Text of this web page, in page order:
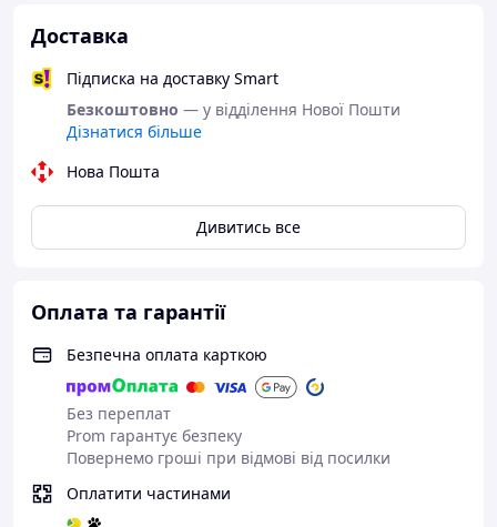
Доставка
Підписка на доставку Smart
Безкоштовно — у відділення Нової Пошти
Дізнатися більше
Нова Пошта
Дивитись все
Оплата та гарантії
Безпечна оплата карткою
Без переплат
Prom гарантує безпеку
Повернемо гроші при відмові від посилки
Оплатити частинами